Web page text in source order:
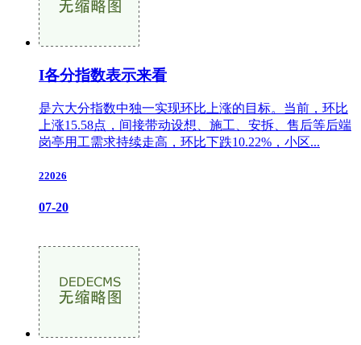
I各分指数表示来看
是六大分指数中独一实现环比上涨的目标。当前，环比
上涨15.58点，间接带动设想、施工、安拆、售后等后端
岗亭用工需求持续走高，环比下跌10.22%，小区...
22026
07-20